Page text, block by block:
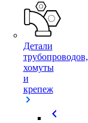
Детали
трубопроводов,
хомуты
и
крепеж
chevron_left